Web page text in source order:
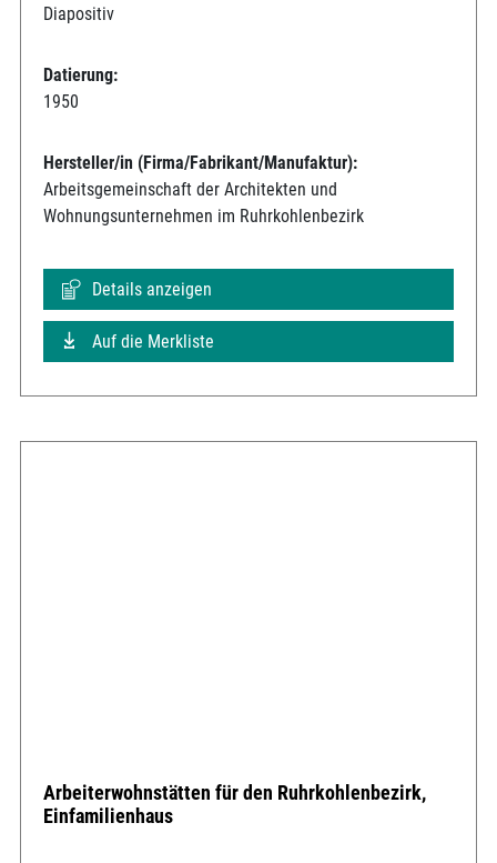
Diapositiv
Datierung:
1950
Hersteller/in (Firma/Fabrikant/Manufaktur):
Arbeitsgemeinschaft der Architekten und
Wohnungsunternehmen im Ruhrkohlenbezirk
Details anzeigen
Auf die Merkliste
Arbeiterwohnstätten für den Ruhrkohlenbezirk,
Einfamilienhaus